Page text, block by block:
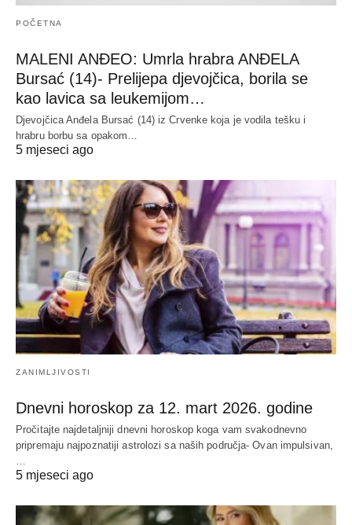
POČETNA
MALENI ANĐEO: Umrla hrabra ANĐELA
Bursać (14)- Prelijepa djevojčica, borila se
kao lavica sa leukemijom…
Djevojčica Anđela Bursać (14) iz Crvenke koja je vodila tešku i
hrabru borbu sa opakom…
5 mjeseci ago
ZANIMLJIVOSTI
Dnevni horoskop za 12. mart 2026. godine
Pročitajte najdetaljniji dnevni horoskop koga vam svakodnevno
pripremaju najpoznatiji astrolozi sa naših područja- Ovan impulsivan,
5 mjeseci ago